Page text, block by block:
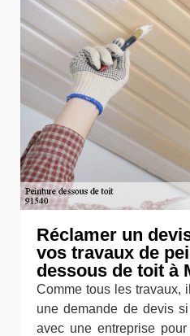
Réclamer un
vos travaux de
dessous de toit à
Comme tous les travaux,
une demande de devis
avec une entreprise